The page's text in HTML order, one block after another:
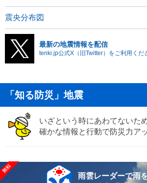
震央分布図
最新の地震情報を配信
tenki.jp公式X（旧Twitter）をご利用くだ
「知る防災」地震
いざという時にあわてないた
確かな情報と行動で防災力ア
雨雲レーダーで雨